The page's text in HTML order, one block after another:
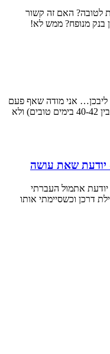
לטובה? האם זה קשור
מנופח? ממש לא!
אני מודה שאף פעם
לא התרגשתי ממידה. לא שלי (איפה שהוא בין 40-42 בימים טובים) ולא
יודעת אתמול העברתי
דרכן וכשסיימתי אותו